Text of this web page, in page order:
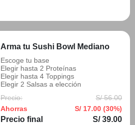
Arma tu Sushi Bowl Mediano
Escoge tu base
Elegir hasta 2 Proteínas
Elegir hasta 4 Toppings
Elegir 2 Salsas a elección
Precio:
S/ 56.00
Ahorras
S/ 17.00 (30%)
Precio final S/ 39.00